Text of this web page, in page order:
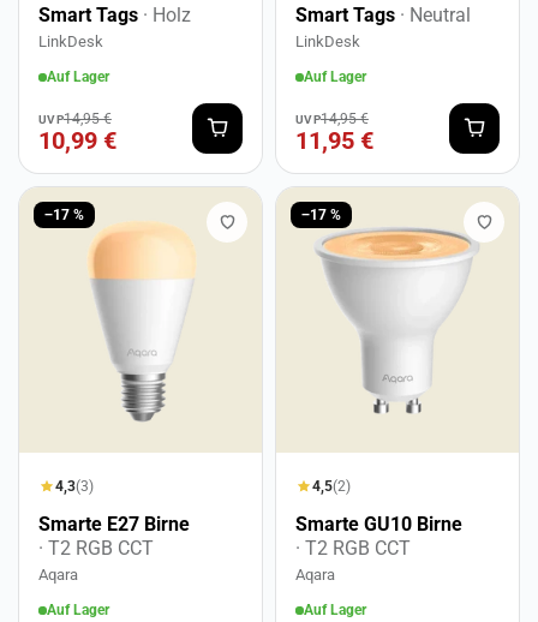
Smart Tags · Holz
LinkDesk
Auf Lager
UVP14,95 €
10,99 €
Smart Tags · Neutral
LinkDesk
Auf Lager
UVP14,95 €
11,95 €
−17 %
4,3(3)
Smarte E27 Birne
· T2 RGB CCT
Aqara
Auf Lager
−17 %
4,5(2)
Smarte GU10 Birne
· T2 RGB CCT
Aqara
Auf Lager